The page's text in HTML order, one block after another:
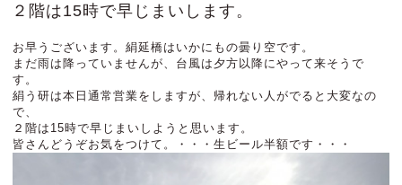
２階は15時で早じまいします。
お早うございます。絹延橋はいかにもの曇り空です。
まだ雨は降っていませんが、台風は夕方以降にやって来そうで
す。
絹う研は本日通常営業をしますが、帰れない人がでると大変なの
で、
２階は15時で早じまいしようと思います。
皆さんどうぞお気をつけて。・・・生ビール半額です・・・